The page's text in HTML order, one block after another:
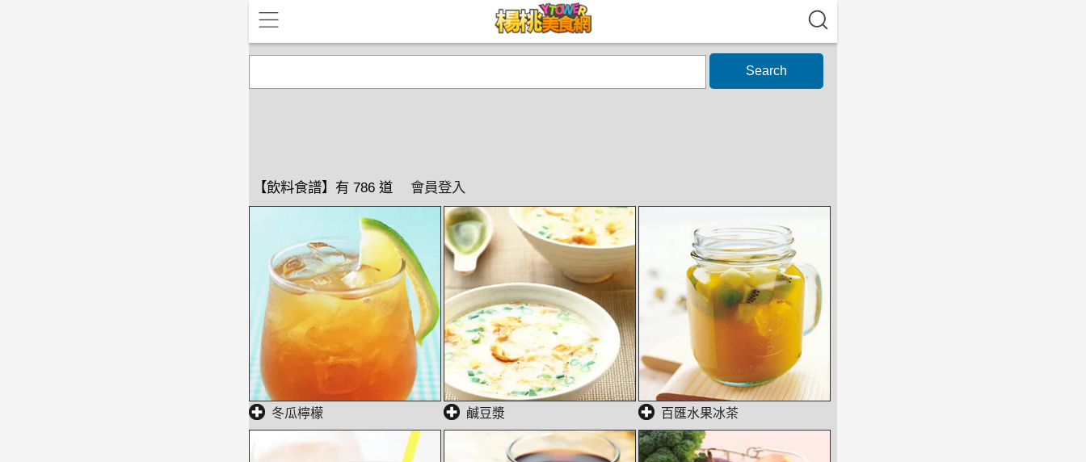
Search
【飲料食譜】有 786 道 會員登入
冬瓜檸檬 鹹豆漿 百匯水果冰茶